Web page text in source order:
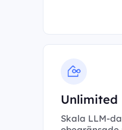
Unlimited
Skala LLM-